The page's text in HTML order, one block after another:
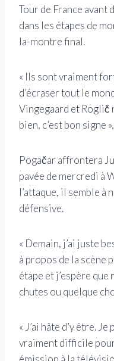
Tour de France avant
dans les étapes de
la-montre final.
« Ils sont vraiment
d’écraser tout le
Vingegaard et Roglič
bien, c’est bon signe
Pogačar affrontera
pavée de mercredi à
l’attaque, il semble à
défensive.
« Demain, j’ai juste
à propos de la scène
étape et j’espère que
chutes ou quelque
« J’ai hâte d’y être.
vraiment difficile